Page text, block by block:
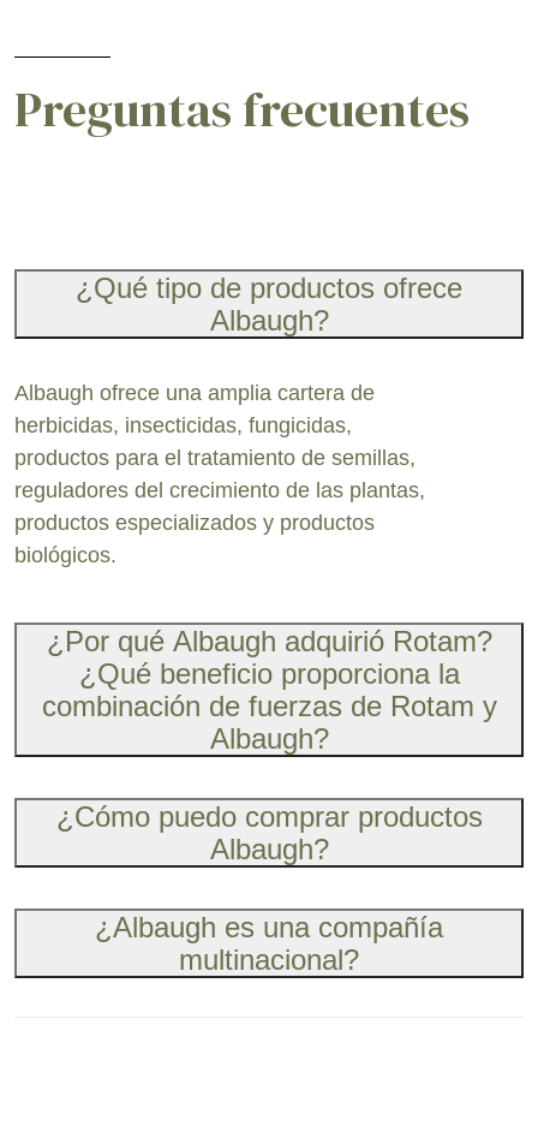
Preguntas frecuentes
¿Qué tipo de productos ofrece
Albaugh?
Albaugh ofrece una amplia cartera de
herbicidas, insecticidas, fungicidas,
productos para el tratamiento de semillas,
reguladores del crecimiento de las plantas,
productos especializados y productos
biológicos.
¿Por qué Albaugh adquirió Rotam?
¿Qué beneficio proporciona la
combinación de fuerzas de Rotam y
Albaugh?
¿Cómo puedo comprar productos
Albaugh?
¿Albaugh es una compañía
multinacional?